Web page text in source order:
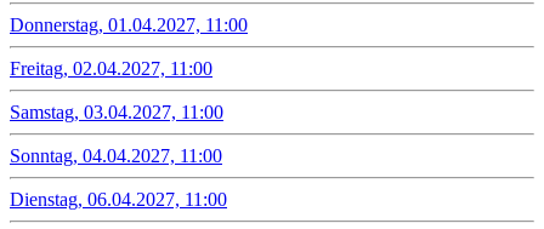
Donnerstag, 01.04.2027, 11:00
Freitag, 02.04.2027, 11:00
Samstag, 03.04.2027, 11:00
Sonntag, 04.04.2027, 11:00
Dienstag, 06.04.2027, 11:00